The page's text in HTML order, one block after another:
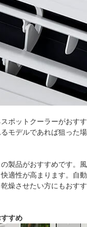
ポットクーラーがおすす
モデルであれば狙った場
製品がおすすめです。風
適性が高まります。自動
燥させたい方にもおすす
すめ